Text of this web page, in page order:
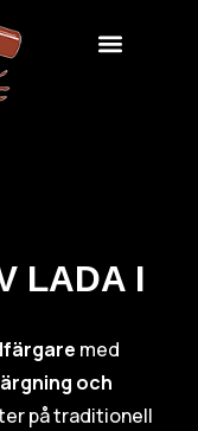
LADA I
med
och
på traditionell